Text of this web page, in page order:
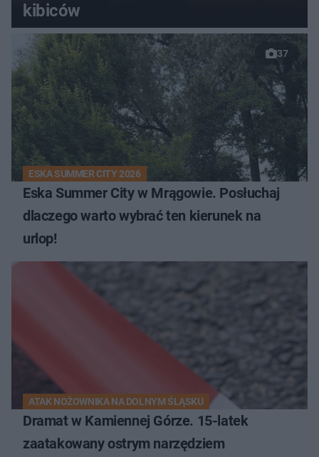
kibiców
37
ESKA SUMMER CITY 2026
Eska Summer City w Mrągowie. Posłuchaj
dlaczego warto wybrać ten kierunek na
urlop!
ATAK NOŻOWNIKA NA DOLNYM ŚLĄSKU
Dramat w Kamiennej Górze. 15-latek
zaatakowany ostrym narzędziem